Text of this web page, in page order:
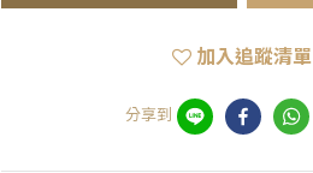
加入追蹤清單
分享到